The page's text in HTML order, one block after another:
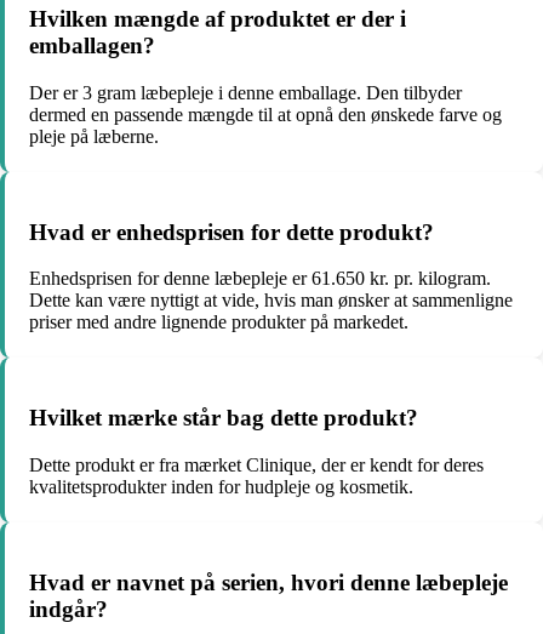
Hvilken mængde af produktet er der i
emballagen?
Der er 3 gram læbepleje i denne emballage. Den tilbyder
dermed en passende mængde til at opnå den ønskede farve og
pleje på læberne.
Hvad er enhedsprisen for dette produkt?
Enhedsprisen for denne læbepleje er 61.650 kr. pr. kilogram.
Dette kan være nyttigt at vide, hvis man ønsker at sammenligne
priser med andre lignende produkter på markedet.
Hvilket mærke står bag dette produkt?
Dette produkt er fra mærket Clinique, der er kendt for deres
kvalitetsprodukter inden for hudpleje og kosmetik.
Hvad er navnet på serien, hvori denne læbepleje
indgår?